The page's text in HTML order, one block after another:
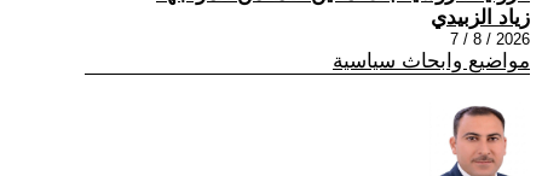
زياد الزبيدي
2026 / 8 / 7
مواضيع وابحاث سياسية